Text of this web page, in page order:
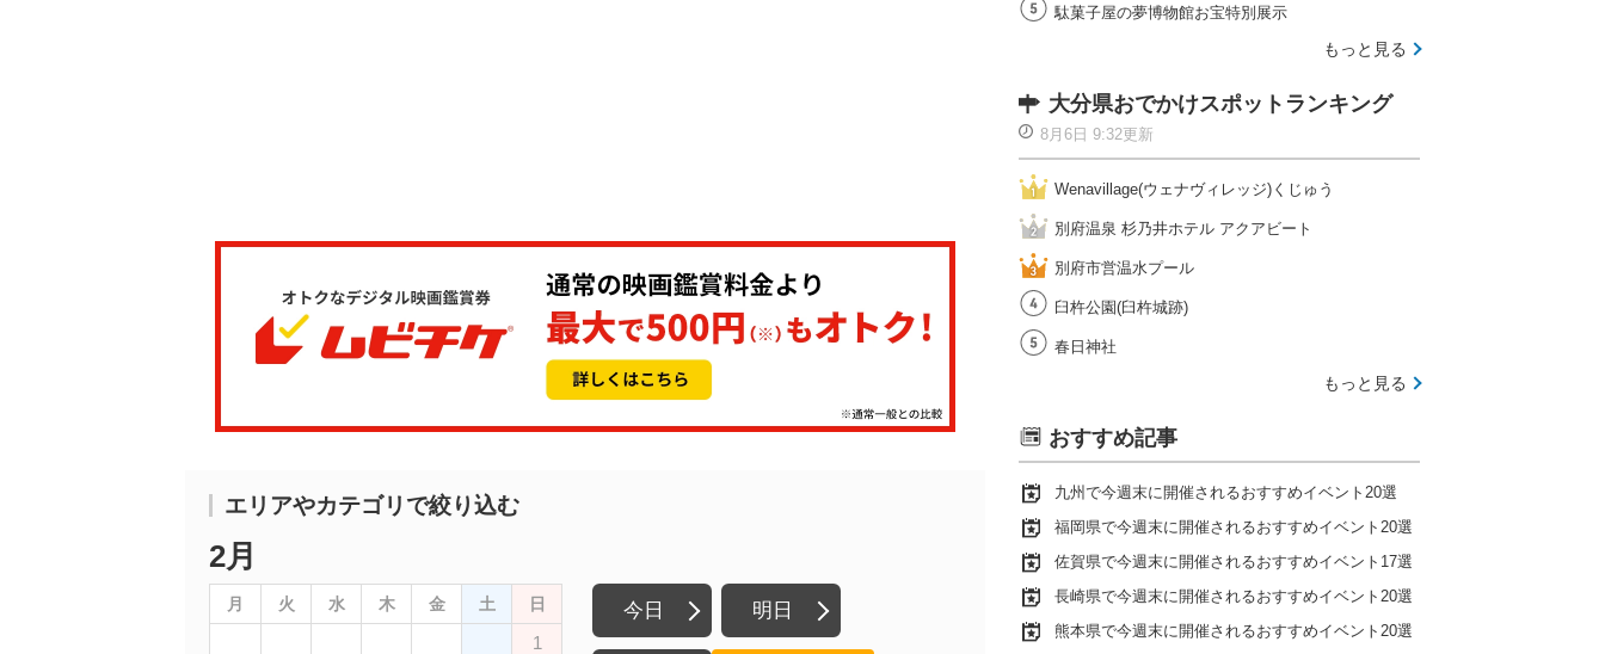
エリアやカテゴリで絞り込む
2月
月 火 水 木 金 土 日
1
今日 明日
駄菓子屋の夢博物館お宝特別展示
もっと見る
大分県おでかけスポットランキング
8月6日 9:32更新
Wenavillage(ウェナヴィレッジ)くじゅう
別府温泉 杉乃井ホテル アクアビート
別府市営温水プール
臼杵公園(臼杵城跡)
春日神社
もっと見る
おすすめ記事
九州で今週末に開催されるおすすめイベント20選
福岡県で今週末に開催されるおすすめイベント20選
佐賀県で今週末に開催されるおすすめイベント17選
長崎県で今週末に開催されるおすすめイベント20選
熊本県で今週末に開催されるおすすめイベント20選